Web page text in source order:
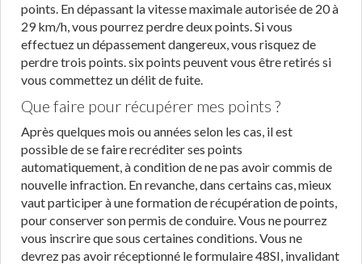
points. En dépassant la vitesse maximale autorisée de 20 à
29 km/h, vous pourrez perdre deux points. Si vous
effectuez un dépassement dangereux, vous risquez de
perdre trois points. six points peuvent vous être retirés si
vous commettez un délit de fuite.
Que faire pour récupérer mes points ?
Après quelques mois ou années selon les cas, il est
possible de se faire recréditer ses points
automatiquement, à condition de ne pas avoir commis de
nouvelle infraction. En revanche, dans certains cas, mieux
vaut participer à une formation de récupération de points,
pour conserver son permis de conduire. Vous ne pourrez
vous inscrire que sous certaines conditions. Vous ne
devrez pas avoir réceptionné le formulaire 48SI, invalidant